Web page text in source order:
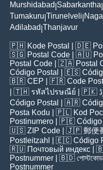
Murshidabad Sabarkantha
Tumakuru Tirunelveli
Adilabad Thanjavur
🇵🇭 Kode Postal | 🇩🇪
🇸🇬 Postal Code | 🇦🇺
Postal Code | 🇿🇦 Postal
Código Postal
| 🇪🇸
🇧🇷 CEP | 🇫🇷 Code
| 🇹🇭 รหัสไปรษณีย์ | 🇵🇰
Código Postal
| 🇦🇷
Posta Kodu | 🇵🇱 Kod
Postinumero | 🇵🇪 Código
🇺🇸 ZIP Code | 🇯🇵 郵便
Postleitzahl
| 🇪🇨 Código
🇷🇺 Почтовый индекс |
Postnummer | 🇧🇩 পোস্টকোড
Postnummer